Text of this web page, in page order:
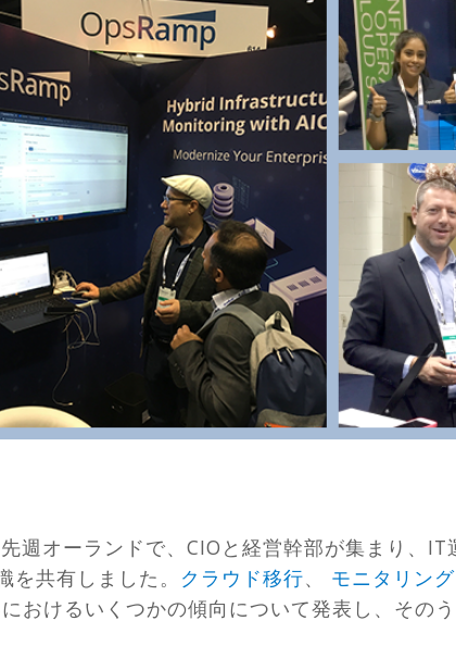
先週オーランドで、CIOと経営幹部が集まり、IT
共有しました。 クラウド移行、 モニタリング
おけるいくつかの傾向について発表し、その